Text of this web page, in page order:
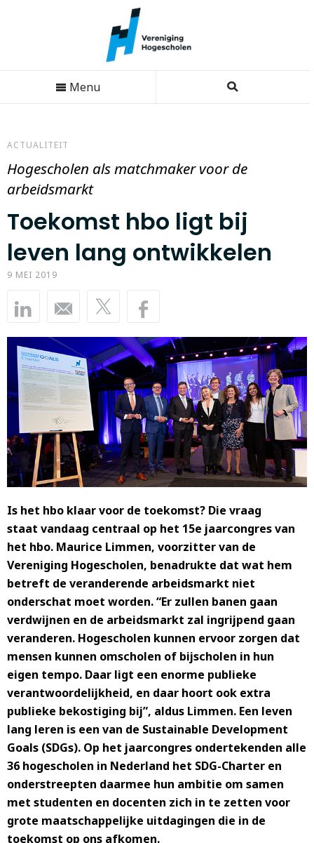
Menu
ACTUALITEIT
Hogescholen als matchmaker voor de
arbeidsmarkt
Toekomst hbo ligt bij
leven lang ontwikkelen
9 MEI 2019
Is het hbo klaar voor de toekomst? Die vraag
staat vandaag centraal op het 15e jaarcongres van
het hbo. Maurice Limmen, voorzitter van de
Vereniging Hogescholen, benadrukte dat wat hem
betreft de veranderende arbeidsmarkt niet
onderschat moet worden. “Er zullen banen gaan
verdwijnen en de arbeidsmarkt zal ingrijpend gaan
veranderen. Hogescholen kunnen ervoor zorgen dat
mensen kunnen omscholen of bijscholen in hun
eigen tempo. Daar ligt een enorme publieke
verantwoordelijkheid, en daar hoort ook extra
publieke bekostiging bij”, aldus Limmen. Een leven
lang leren is een van de Sustainable Development
Goals (SDGs). Op het jaarcongres ondertekenden alle
36 hogescholen in Nederland het SDG-Charter en
onderstreepten daarmee hun ambitie om samen
met studenten en docenten zich in te zetten voor
grote maatschappelijke uitdagingen die in de
toekomst op ons afkomen.